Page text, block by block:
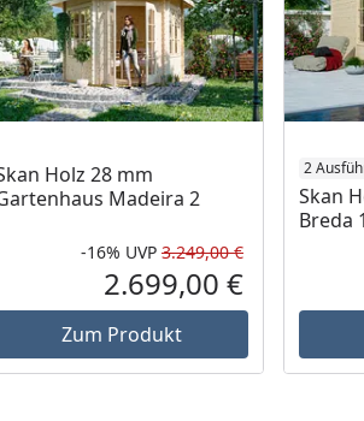
ProzentPreis
Preis
Holz 28 mm
Madeira 2
Rabatt in
-16% UVP 3.249,00 €
Aktueller Preis
2.699,00 €
Zum Produkt
2
Skan
Breda